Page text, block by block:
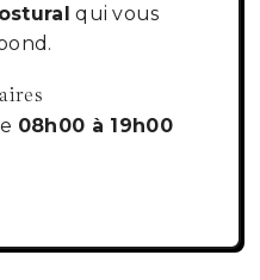
qui vous
08h00 à 19h00